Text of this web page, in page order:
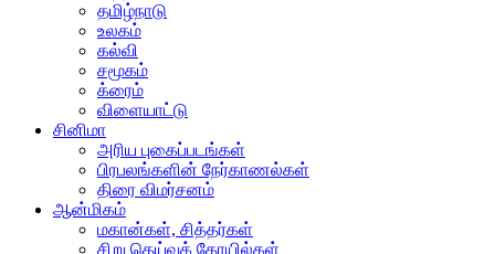
தமிழ்நாடு
உலகம்
கல்வி
சமூகம்
க்ரைம்
விளையாட்டு
சினிமா
அரிய புகைப்படங்கள்
பிரபலங்களின் நேர்காணல்கள்
திரை விமர்சனம்
ஆன்மிகம்
மகான்கள், சித்தர்கள்
சிறு தெய்வக் கோயில்கள்